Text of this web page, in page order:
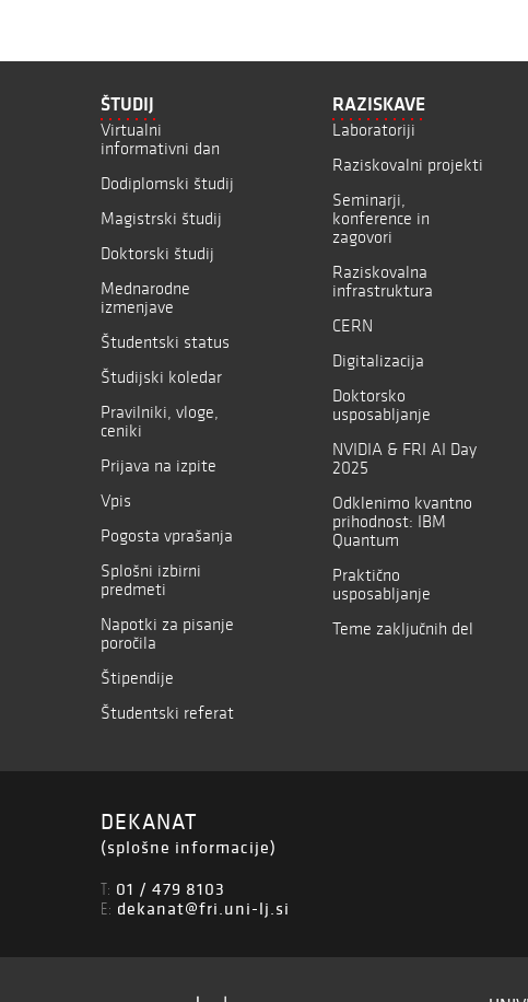
ŠTUDIJ
Virtualni
informativni dan
Dodiplomski študij
Magistrski študij
Doktorski študij
Mednarodne
izmenjave
Študentski status
Študijski koledar
Pravilniki, vloge,
ceniki
Prijava na izpite
Vpis
Pogosta vprašanja
Splošni izbirni
predmeti
Napotki za pisanje
poročila
Štipendije
Študentski referat
RAZISKAVE
Laboratoriji
Raziskovalni projekti
Seminarji,
konference in
zagovori
Raziskovalna
infrastruktura
CERN
Digitalizacija
Doktorsko
usposabljanje
NVIDIA & FRI AI Day
2025
Odklenimo kvantno
prihodnost: IBM
Quantum
Praktično
usposabljanje
Teme zaključnih del
DEKANAT
(splošne informacije)
T: 01 / 479 8103
E: dekanat@fri.uni-lj.si